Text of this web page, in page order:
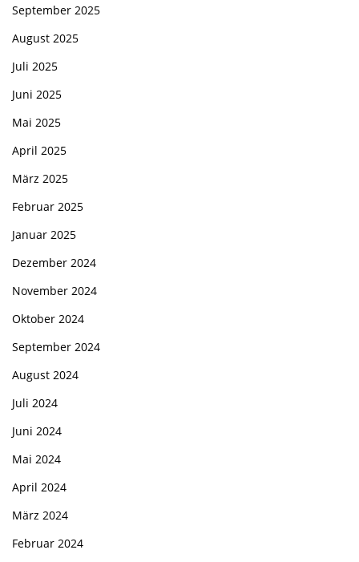
September 2025
August 2025
Juli 2025
Juni 2025
Mai 2025
April 2025
März 2025
Februar 2025
Januar 2025
Dezember 2024
November 2024
Oktober 2024
September 2024
August 2024
Juli 2024
Juni 2024
Mai 2024
April 2024
März 2024
Februar 2024